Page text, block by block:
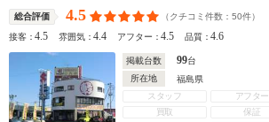
総合評価 4.5 （クチコミ件数： 50件）
接客：4.5 雰囲気：4.4 アフター：4.5 品質：4.6
掲載台数 99台
所在地
福島県
スタッフ
アフター
買取
保証